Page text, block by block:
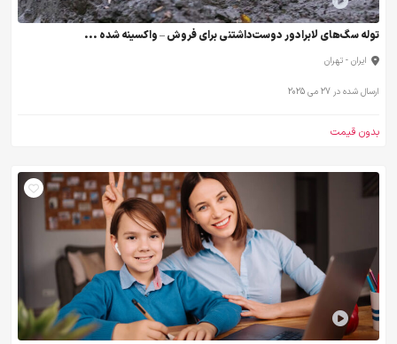
توله سگ‌های لابرادور دوست‌داشتنی برای فروش – واکسینه شده ...
ایران - تهران
ارسال شده در 27 می 2025
بدون قیمت